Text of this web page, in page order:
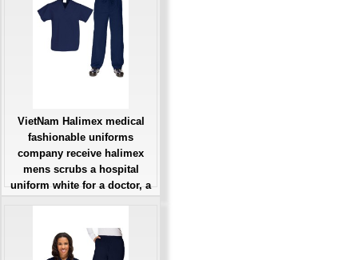
Đặt hàng
VietNam Halimex medical
fashionable uniforms
company receive halimex
mens scrubs a hospital
uniform white for a doctor, a
Giá: Liên Hệ
Đặt hàng